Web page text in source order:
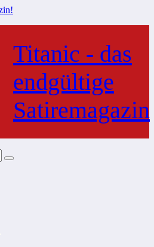
Titanic - das
endgültige
Satiremagazin